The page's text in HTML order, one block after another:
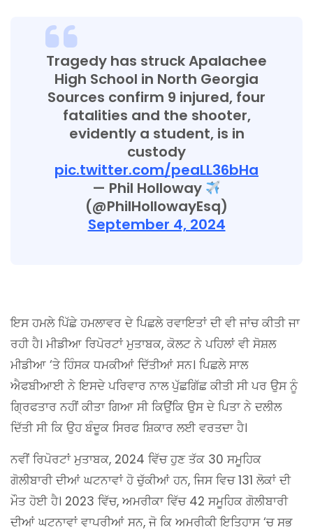
Tragedy has struck Apalachee
High School in North Georgia
Sources confirm 9 injured, four
fatalities and the shooter,
evidently a student, is in
custody
pic.twitter.com/peaLL36bHa
— Phil Holloway
(@PhilHollowayEsq)
September 4, 2024
ਇਸ ਹਮਲੇ ਪਿੱਛੇ ਹਮਲਾਵਰ ਦੇ ਪਿਛਲੇ ਰਵਾਇਤਾਂ ਦੀ ਵੀ ਜਾਂਚ ਕੀਤੀ ਜਾ
ਰਹੀ ਹੈ। ਮੀਡੀਆ ਰਿਪੋਰਟਾਂ ਮੁਤਾਬਕ, ਕੋਲਟ ਨੇ ਪਹਿਲਾਂ ਵੀ ਸੋਸ਼ਲ
ਮੀਡੀਆ ‘ਤੇ ਹਿੰਸਕ ਧਮਕੀਆਂ ਦਿੱਤੀਆਂ ਸਨ। ਪਿਛਲੇ ਸਾਲ
ਐਫਬੀਆਈ ਨੇ ਇਸਦੇ ਪਰਿਵਾਰ ਨਾਲ ਪੁੱਛਗਿੱਛ ਕੀਤੀ ਸੀ ਪਰ ਉਸ ਨੂੰ
ਗ੍ਰਿਫਤਾਰ ਨਹੀਂ ਕੀਤਾ ਗਿਆ ਸੀ ਕਿਉਂਕਿ ਉਸ ਦੇ ਪਿਤਾ ਨੇ ਦਲੀਲ
ਦਿੱਤੀ ਸੀ ਕਿ ਉਹ ਬੰਦੂਕ ਸਿਰਫ ਸ਼ਿਕਾਰ ਲਈ ਵਰਤਦਾ ਹੈ।
ਨਵੀਂ ਰਿਪੋਰਟਾਂ ਮੁਤਾਬਕ, 2024 ਵਿੱਚ ਹੁਣ ਤੱਕ 30 ਸਮੂਹਿਕ
ਗੋਲੀਬਾਰੀ ਦੀਆਂ ਘਟਨਾਵਾਂ ਹੋ ਚੁੱਕੀਆਂ ਹਨ, ਜਿਸ ਵਿਚ 131 ਲੋਕਾਂ ਦੀ
ਮੌਤ ਹੋਈ ਹੈ। 2023 ਵਿੱਚ, ਅਮਰੀਕਾ ਵਿੱਚ 42 ਸਮੂਹਿਕ ਗੋਲੀਬਾਰੀ
ਦੀਆਂ ਘਟਨਾਵਾਂ ਵਾਪਰੀਆਂ ਸਨ, ਜੋ ਕਿ ਅਮਰੀਕੀ ਇਤਿਹਾਸ ‘ਚ ਸਭ